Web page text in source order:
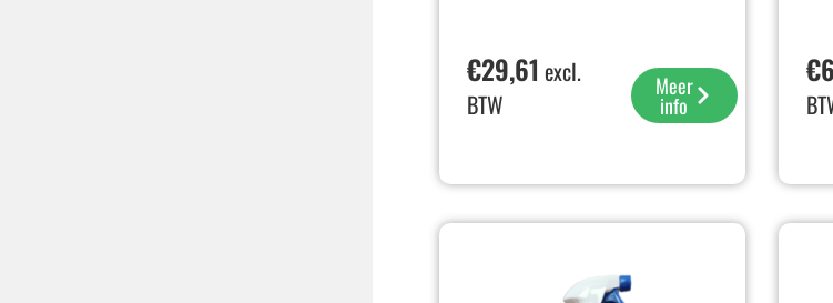
€29,61 excl.
BTW
Meer
info
€